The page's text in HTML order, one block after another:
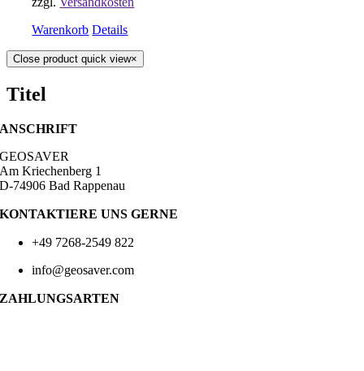
Warenkorb Details
Close product quick view×
Titel
ANSCHRIFT
GEOSAVER
Am Kriechenberg 1
D-74906 Bad Rappenau
KONTAKTIERE UNS GERNE
+49 7268-2549 822
info@geosaver.com
ZAHLUNGSARTEN